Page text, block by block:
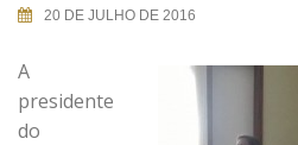
20 DE JULHO DE 2016
A
presidente
do